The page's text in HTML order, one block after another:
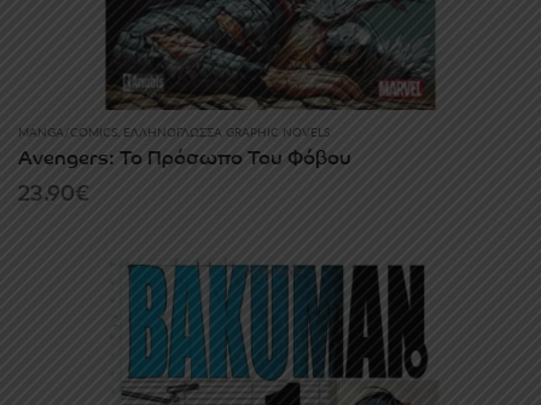
MANGA/COMICS, ΕΛΛΗΝΌΓΛΩΣΣΑ GRAPHIC NOVELS
Avengers: Το Πρόσωπο Του Φόβου
23.90€